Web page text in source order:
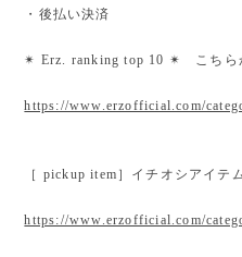
・後払い決済
✴︎ Erz. ranking top 10 ✴︎ こちら
https://www.erzofficial.com/
［ pickup item］イチオシアイテ
https://www.erzofficial.com/